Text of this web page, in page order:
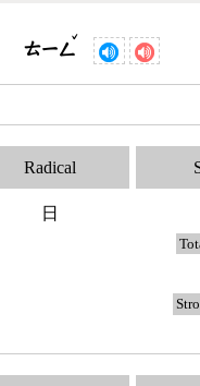
ㄊㄧㄥ
ˇ
Radical
日